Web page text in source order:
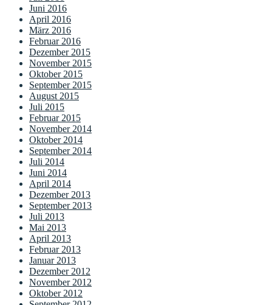
Juni 2016
April 2016
März 2016
Februar 2016
Dezember 2015
November 2015
Oktober 2015
September 2015
August 2015
Juli 2015
Februar 2015
November 2014
Oktober 2014
September 2014
Juli 2014
Juni 2014
April 2014
Dezember 2013
September 2013
Juli 2013
Mai 2013
April 2013
Februar 2013
Januar 2013
Dezember 2012
November 2012
Oktober 2012